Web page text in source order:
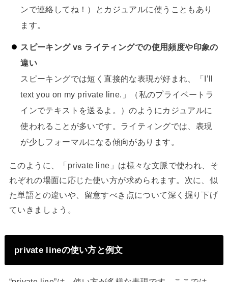
ンで連絡してね！）とカジュアルに使うこともあり
ます。
スピーキング vs ライティングでの使用頻度や印象の
違い
スピーキングでは短く直接的な表現が好まれ、「I’ll
text you on my private line.」（私のプライベートラ
インでテキストを送るよ。）のようにカジュアルに
使われることが多いです。ライティングでは、表現
が少しフォーマルになる傾向があります。
このように、「private line」は様々な文脈で使われ、そ
れぞれの場面に応じた使い方が求められます。次に、似
た単語との違いや、留意すべき点について深く掘り下げ
ていきましょう。
private lineの使い方と例文